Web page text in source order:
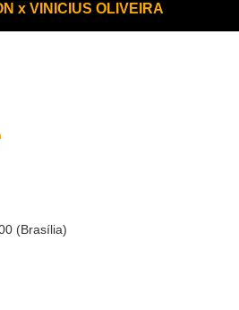
x VINICIUS OLIVEIRA
(Brasília)